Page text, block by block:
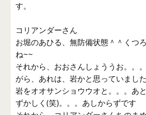
す。
コリアンダーさん
お堀のあひる、無防備状態＾＾くつ
ね~~
それから、おおさんしょううお。。
がら、あれは、岩かと思っていまし
岩をオオサンショウウオと。。。あ
ずかしく(笑)。。。あしからずです